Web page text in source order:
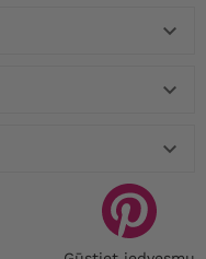


